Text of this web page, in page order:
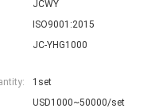
JCWY
ISO9001:2015
JC-YHG1000
1set
USD1000~50000/set